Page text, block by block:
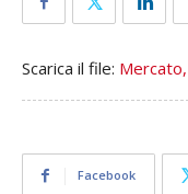
Scarica il file:
Facebook